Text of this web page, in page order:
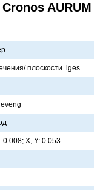
AURUM
плоскости .iges
0.008; X, Y: 0.053